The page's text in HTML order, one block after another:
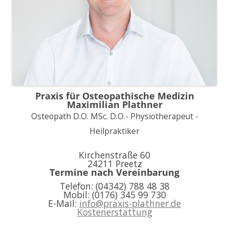
Praxis für Osteopathische Medizin
Maximilian Plathner
Osteopath D.O. MSc. D.O.- Physiotherapeut -
Heilpraktiker
Kirchenstraße 60
24211 Preetz
Termine nach Vereinbarung
Telefon: (04342) 788 48 38
Mobil: (0176) 345 99 730
E-Mail: info@praxis-plathner.de
Kostenerstattung